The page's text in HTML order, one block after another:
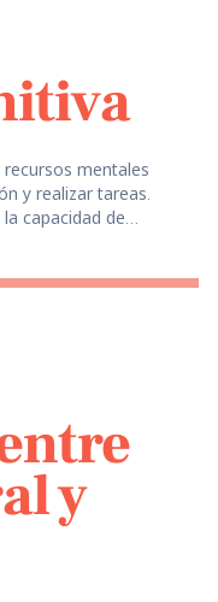
mentales
y realizar tareas.
capacidad de
y